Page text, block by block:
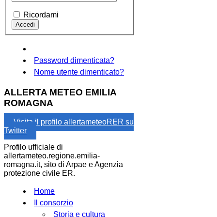
Ricordami
Password dimenticata?
Nome utente dimenticato?
ALLERTA METEO EMILIA
ROMAGNA
Visita il profilo allertameteoRER su
Twitter
Profilo ufficiale di
allertameteo.regione.emilia-
romagna.it, sito di Arpae e Agenzia
protezione civile ER.
Home
Il consorzio
Storia e cultura